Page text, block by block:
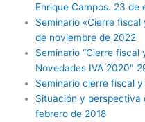
Enrique Campos. 23 de
Seminario «Cierre
de noviembre de 2022
Seminario “Cierre
Novedades IVA 2020″
Seminario cierre fiscal
Situación y perspectiva
febrero de 2018